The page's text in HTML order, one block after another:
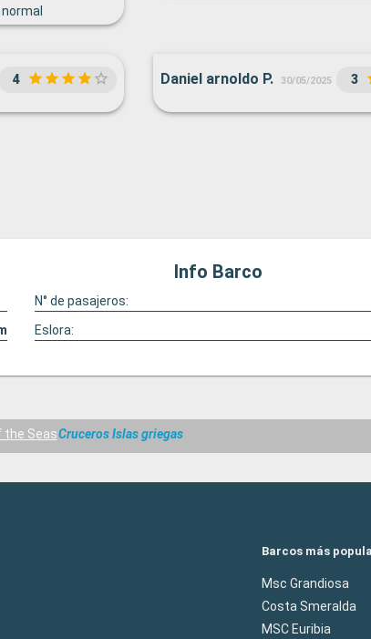
4 Daniel arnoldo P. 30/05/2025 3
Info Barco
N° de pasajeros:
Eslora:
the SeasCruceros Islas griegas
Barcos más
Msc Grandiosa
Costa Smeralda
MSC Euribia